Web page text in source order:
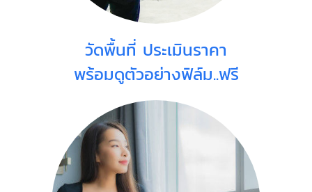
วัดพื้นที่ ประเมินราคา
พร้อมดูตัวอย่างฟิล์ม..ฟรี